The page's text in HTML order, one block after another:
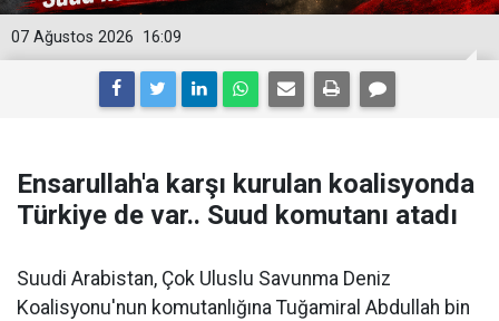
16:09
07 Ağustos 2026
Ensarullah'a karşı kurulan koalisyonda
Türkiye de var.. Suud komutanı atadı
Suudi Arabistan, Çok Uluslu Savunma Deniz
Koalisyonu'nun komutanlığına Tuğamiral Abdullah bin